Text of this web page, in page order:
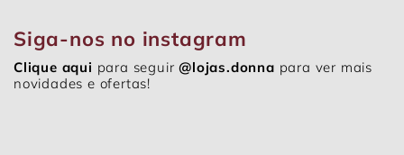
Siga-nos no instagram
Clique aqui para seguir@lojas.donna para ver mais
novidades e ofertas!